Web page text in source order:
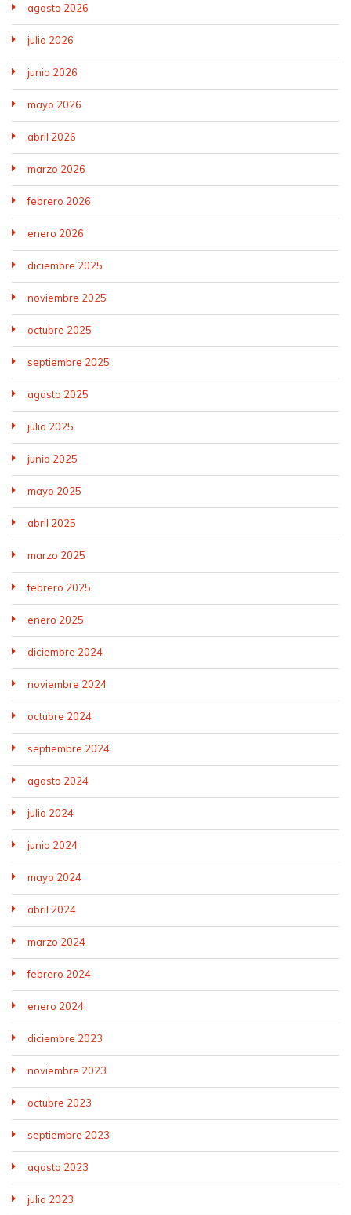
agosto 2026
julio 2026
junio 2026
mayo 2026
abril 2026
marzo 2026
febrero 2026
enero 2026
diciembre 2025
noviembre 2025
octubre 2025
septiembre 2025
agosto 2025
julio 2025
junio 2025
mayo 2025
abril 2025
marzo 2025
febrero 2025
enero 2025
diciembre 2024
noviembre 2024
octubre 2024
septiembre 2024
agosto 2024
julio 2024
junio 2024
mayo 2024
abril 2024
marzo 2024
febrero 2024
enero 2024
diciembre 2023
noviembre 2023
octubre 2023
septiembre 2023
agosto 2023
julio 2023